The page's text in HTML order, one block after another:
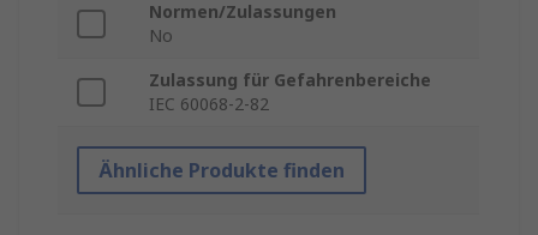
Normen/Zulassungen
No
Zulassung für Gefahrenbereiche
IEC 60068-2-82
Ähnliche Produkte finden